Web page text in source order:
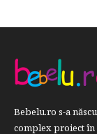
Bebelu.ro s-a
complex proiect